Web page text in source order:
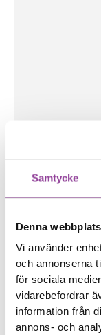
Samtycke
Denna
Vi använder
och annonserna
för sociala
vidarebefordrar
information från
annons- och
Fler
modell
Byte av batteri